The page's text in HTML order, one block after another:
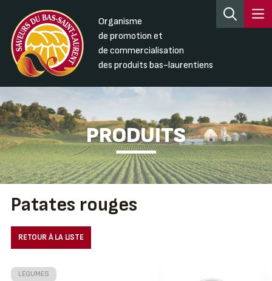
Organisme
de promotion et
de commercialisation
des produits bas-laurentiens
PRODUITS
Patates rouges
RETOUR À LA LISTE
LÉGUMES